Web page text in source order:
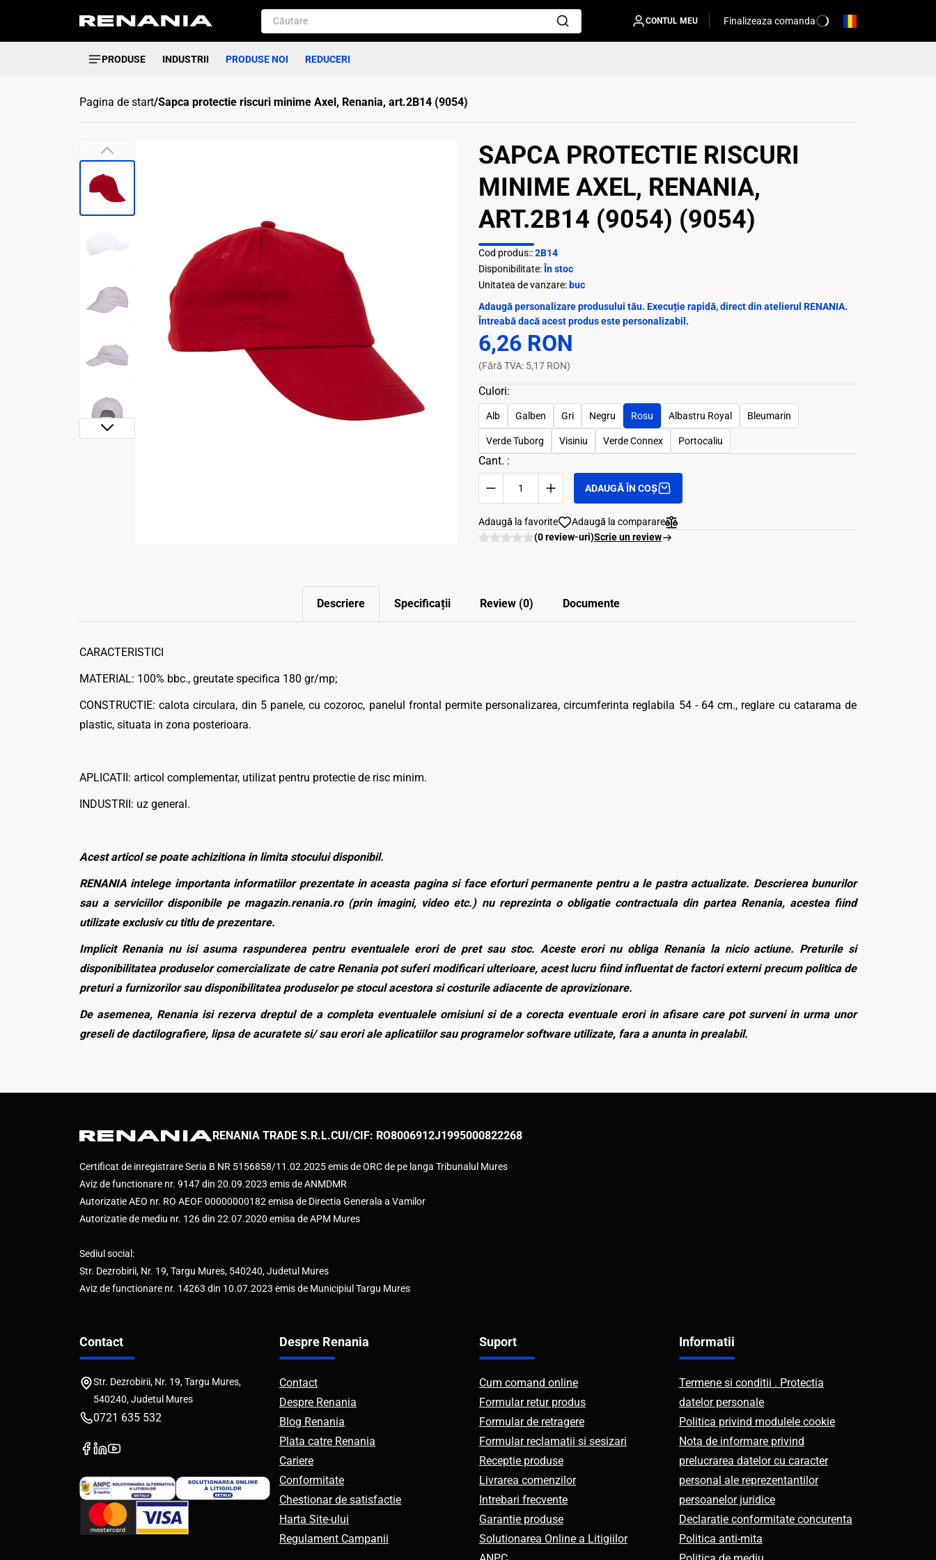
CONTUL MEU Finalizeaza comanda
PRODUSE INDUSTRII PRODUSE NOI REDUCERI
Pagina de start/Sapca protectie riscuri minime Axel, Renania, art.2B14 (9054)
SAPCA PROTECTIE RISCURI
MINIME AXEL, RENANIA,
ART.2B14 (9054) (9054)
Cod produs::2B14
Disponibilitate: În stoc
Unitatea de vanzare: buc
Adaugă personalizare produsului tău. Execuție rapidă, direct din atelierul RENANIA.
Întreabă dacă acest produs este personalizabil.
6,26 RON
(Fără TVA: 5,17 RON)
Culori:
Alb Galben Gri Negru Rosu Albastru Royal Bleumarin
Verde Tuborg Visiniu Verde Connex Portocaliu
Cant. :
ADAUGĂ ÎN COȘ
Adaugă la favorite
Adaugă la comparare
(0 review-uri)Scrie un review
Descriere Specificații Review (0) Documente
CARACTERISTICI
MATERIAL: 100% bbc., greutate specifica 180 gr/mp;
CONSTRUCTIE: calota circulara, din 5 panele, cu cozoroc, panelul frontal permite personalizarea, circumferinta reglabila 54 - 64 cm., reglare cu catarama de
plastic, situata in zona posterioara.
APLICATII: articol complementar, utilizat pentru protectie de risc minim.
INDUSTRII: uz general.
Acest articol se poate achizitiona in limita stocului disponibil.
RENANIA intelege importanta informatiilor prezentate in aceasta pagina si face eforturi permanente pentru a le pastra actualizate. Descrierea bunurilor
sau a serviciilor disponibile pe magazin.renania.ro (prin imagini, video etc.) nu reprezinta o obligatie contractuala din partea Renania, acestea fiind
utilizate exclusiv cu titlu de prezentare.
Implicit Renania nu isi asuma raspunderea pentru eventualele erori de pret sau stoc. Aceste erori nu obliga Renania la nicio actiune. Preturile si
disponibilitatea produselor comercializate de catre Renania pot suferi modificari ulterioare, acest lucru fiind influentat de factori externi precum politica de
preturi a furnizorilor sau disponibilitatea produselor pe stocul acestora si costurile adiacente de aprovizionare.
De asemenea, Renania isi rezerva dreptul de a completa eventualele omisiuni si de a corecta eventuale erori in afisare care pot surveni in urma unor
greseli de dactilografiere, lipsa de acuratete si/ sau erori ale aplicatiilor sau programelor software utilizate, fara a anunta in prealabil.
RENANIA TRADE S.R.L.CUI/CIF: RO8006912J1995000822268
Certificat de inregistrare Seria B NR 5156858/11.02.2025 emis de ORC de pe langa Tribunalul Mures
Aviz de functionare nr. 9147 din 20.09.2023 emis de ANMDMR
Autorizatie AEO nr. RO AEOF 00000000182 emisa de Directia Generala a Vamilor
Autorizatie de mediu nr. 126 din 22.07.2020 emisa de APM Mures
Sediul social:
Str. Dezrobirii, Nr. 19, Targu Mures, 540240, Judetul Mures
Aviz de functionare nr. 14263 din 10.07.2023 emis de Municipiul Targu Mures
Contact
Str. Dezrobirii, Nr. 19, Targu Mures,
540240, Judetul Mures
0721 635 532
Despre Renania
Contact
Despre Renania
Blog Renania
Plata catre Renania
Cariere
Conformitate
Chestionar de satisfactie
Harta Site-ului
Regulament Campanii
Suport
Cum comand online
Formular retur produs
Formular de retragere
Formular reclamatii si sesizari
Receptie produse
Livrarea comenzilor
Intrebari frecvente
Garantie produse
Solutionarea Online a Litigiilor
Informatii
Termene si conditii . Protectia
datelor personale
Politica privind modulele cookie
Nota de informare privind
prelucrarea datelor cu caracter
personal ale reprezentantilor
persoanelor juridice
Declaratie conformitate concurenta
Politica anti-mita